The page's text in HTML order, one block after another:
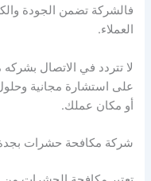
فالشركة تضمن الجودة
العملاء.
لا تتردد في الاتصال
على استشارة مجانية
أو مكان عملك.
شركة مكافحة حشرات